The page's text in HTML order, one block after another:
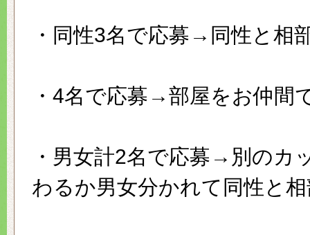
・同性3名で応募→同性と相
・4名で応募→部屋をお仲間
・男女計2名で応募→別のカ
わるか男女分かれて同性と